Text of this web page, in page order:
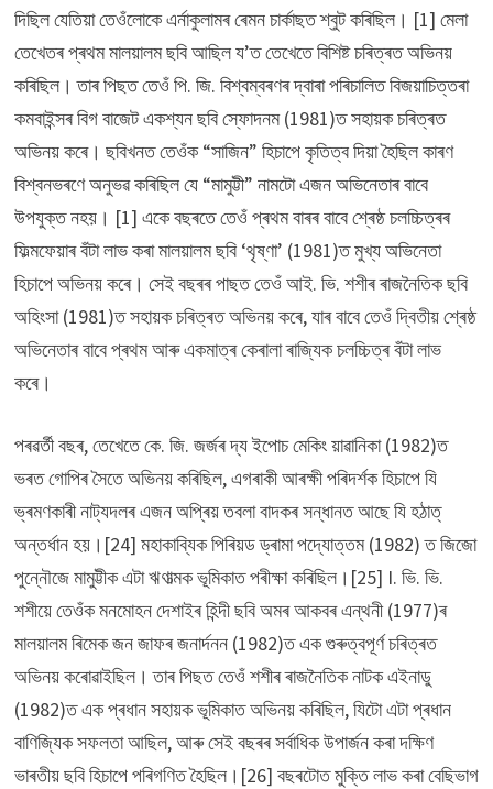
দিছিল যেতিয়া তেওঁলোকে এৰ্নাকুলামৰ ৰেমন চাৰ্কাছত শ্বুট কৰিছিল। [1] মেলা
তেখেতৰ প্ৰথম মালয়ালম ছবি আছিল য’ত তেখেতে বিশিষ্ট চৰিত্ৰত অভিনয়
কৰিছিল। তাৰ পিছত তেওঁ পি. জি. বিশ্বম্বৰণৰ দ্বাৰা পৰিচালিত বিজয়াচিত্তৰা
কমবাইন্সৰ বিগ বাজেট একশ্যন ছবি স্ফোদনম (1981)ত সহায়ক চৰিত্ৰত
অভিনয় কৰে। ছবিখনত তেওঁক “সাজিন” হিচাপে কৃতিত্ব দিয়া হৈছিল কাৰণ
বিশ্বনভৰণে অনুভৱ কৰিছিল যে “মামুট্টী” নামটো এজন অভিনেতাৰ বাবে
উপযুক্ত নহয়। [1] একে বছৰতে তেওঁ প্ৰথম বাৰৰ বাবে শ্ৰেষ্ঠ চলচ্চিত্ৰৰ
ফিল্মফেয়াৰ বঁটা লাভ কৰা মালয়ালম ছবি ‘থৃষ্ণা’ (1981)ত মুখ্য অভিনেতা
হিচাপে অভিনয় কৰে। সেই বছৰৰ পাছত তেওঁ আই. ভি. শশীৰ ৰাজনৈতিক ছবি
অহিংসা (1981)ত সহায়ক চৰিত্ৰত অভিনয় কৰে, যাৰ বাবে তেওঁ দ্বিতীয় শ্ৰেষ্ঠ
অভিনেতাৰ বাবে প্ৰথম আৰু একমাত্ৰ কেৰালা ৰাজ্যিক চলচ্চিত্ৰ বঁটা লাভ
কৰে।
পৰৱৰ্তী বছৰ, তেখেতে কে. জি. জৰ্জৰ দ্য ইপোচ মেকিং য়াৱানিকা (1982)ত
ভৰত গোপিৰ সৈতে অভিনয় কৰিছিল, এগৰাকী আৰক্ষী পৰিদৰ্শক হিচাপে যি
ভ্ৰমণকাৰী নাট্যদলৰ এজন অপ্ৰিয় তবলা বাদকৰ সন্ধানত আছে যি হঠাত্
অন্তৰ্ধান হয়।[24] মহাকাব্যিক পিৰিয়ড ড্ৰামা পদ্যোত্তম (1982) ত জিজো
পুন্নৌজে মামুট্টীক এটা ঋণাত্মক ভূমিকাত পৰীক্ষা কৰিছিল।[25] I. ভি. ভি.
শশীয়ে তেওঁক মনমোহন দেশাইৰ হিন্দী ছবি অমৰ আকবৰ এন্থনী (1977)ৰ
মালয়ালম ৰিমেক জন জাফৰ জনাৰ্দনন (1982)ত এক গুৰুত্বপূৰ্ণ চৰিত্ৰত
অভিনয় কৰোৱাইছিল। তাৰ পিছত তেওঁ শশীৰ ৰাজনৈতিক নাটক এইনাডু
(1982)ত এক প্ৰধান সহায়ক ভূমিকাত অভিনয় কৰিছিল, যিটো এটা প্ৰধান
বাণিজ্যিক সফলতা আছিল, আৰু সেই বছৰৰ সৰ্বাধিক উপাৰ্জন কৰা দক্ষিণ
ভাৰতীয় ছবি হিচাপে পৰিগণিত হৈছিল।[26] বছৰটোত মুক্তি লাভ কৰা বেছিভাগ